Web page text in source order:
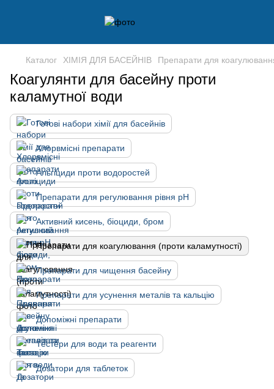
Каталог ХІМІЯ ДЛЯ БАСЕЙНІВ Препарати для
Коагулянти для басейну проти
каламутної води
Готові набори хімії для басейнів
Хлорвмісні препарати
Альгіциди проти водоростей
Препарати для регулювання рівня pH
Активний кисень, біоциди, бром
Препарати для коагулювання (проти каламутності)
Препарати для чищення басейну
Препарати для усунення металів та кальцію
Допоміжні препарати
Тестери для води та реагенти
Дозатори для таблеток